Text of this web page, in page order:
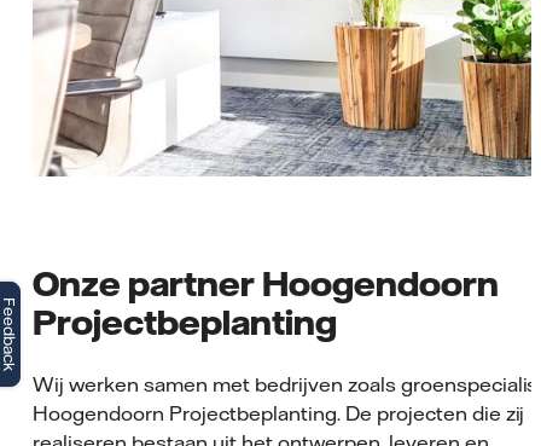
Onze partner Hoogendoorn
Projectbeplanting
Wij werken samen met bedrijven zoals
Hoogendoorn Projectbeplanting. De projecten die zij
Feedback